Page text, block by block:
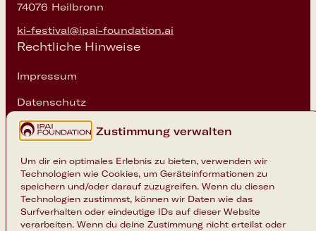
Zustimmung verwalten
Um dir ein optimales Erlebnis zu bieten, verwenden wir
Technologien wie Cookies, um Geräteinformationen zu
speichern und/oder darauf zuzugreifen. Wenn du diesen
Technologien zustimmst, können wir Daten wie das
Surfverhalten oder eindeutige IDs auf dieser Website
verarbeiten. Wenn du deine Zustimmung nicht erteilst oder
74076 Heilbronn
ki-festival@ipai-foundation.ai
Rechtliche Hinweise
Impressum
Datenschutz
Cookie-Einstellungen
Instagram
LinkedIn